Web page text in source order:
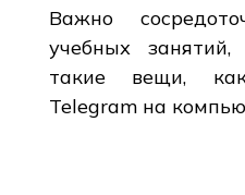
Важно
учебных
такие вещи,
Telegram на